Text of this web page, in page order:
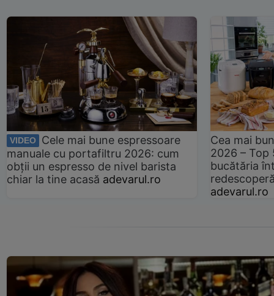
VIDEO
Cele mai bune espressoare
manuale cu portafiltru 2026: cum
obții un espresso de nivel barista
chiar la tine acasă adevarul.ro
Cea mai
2026 –
bucătăria
adevarul.ro